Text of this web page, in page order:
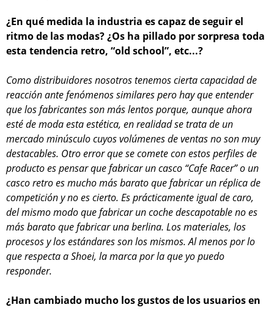
¿En qué medida la industria es capaz de seguir el
ritmo de las modas? ¿Os ha pillado por sorpresa toda
esta tendencia retro, “old school”, etc...?
Como distribuidores nosotros tenemos cierta capacidad de
reacción ante fenómenos similares pero hay que entender
que los fabricantes son más lentos porque, aunque ahora
esté de moda esta estética, en realidad se trata de un
mercado minúsculo cuyos volúmenes de ventas no son muy
destacables. Otro error que se comete con estos perfiles de
producto es pensar que fabricar un casco “Cafe Racer” o un
casco retro es mucho más barato que fabricar un réplica de
competición y no es cierto. Es prácticamente igual de caro,
del mismo modo que fabricar un coche descapotable no es
más barato que fabricar una berlina. Los materiales, los
procesos y los estándares son los mismos. Al menos por lo
que respecta a Shoei, la marca por la que yo puedo
responder.
¿Han cambiado mucho los gustos de los usuarios en